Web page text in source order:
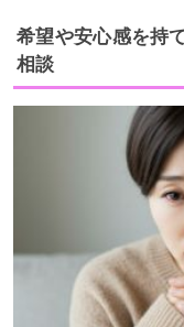
希望や安心感を持
相談